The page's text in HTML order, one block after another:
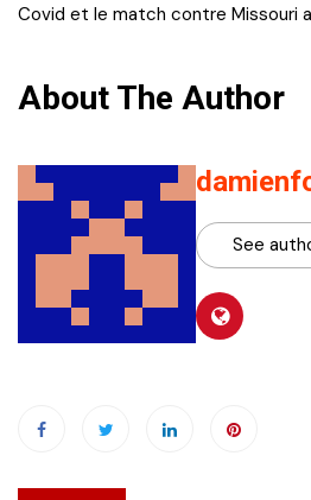
Covid et le match contre Missouri
About The Author
See